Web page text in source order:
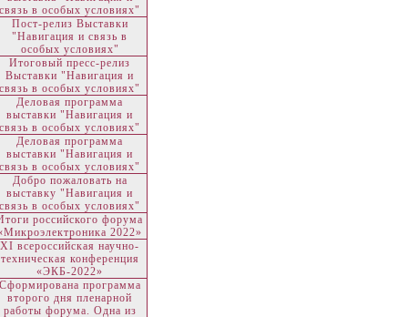
связь в особых условиях"
Пост-релиз Выставки
"Навигация и связь в
особых условиях"
Итоговый пресс-релиз
Выставки "Навигация и
связь в особых условиях"
Деловая программа
выставки "Навигация и
связь в особых условиях"
Деловая программа
выставки "Навигация и
связь в особых условиях"
Добро пожаловать на
выставку "Навигация и
связь в особых условиях"
российского форума
2022»
ХI всероссийская научно-
техническая конференция
«ЭКБ-2022»
программа
второго дня пленарной
работы форума. Одна из